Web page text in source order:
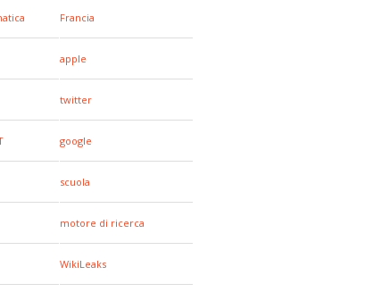
Francia
apple
twitter
google
scuola
motore di ricerca
WikiLeaks